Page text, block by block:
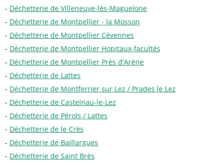
Déchetterie de Villeneuve-lès-Maguelone
Déchetterie de Montpellier - la Mosson
Déchetterie de Montpellier Cévennes
Déchetterie de Montpellier Hopitaux-facultés
Déchetterie de Montpellier Près d'Arène
Déchetterie de Lattes
Déchetterie de Montferrier sur Lez / Prades le Lez
Déchetterie de Castelnau-le-Lez
Déchetterie de Pérols / Lattes
Déchetterie de le Crès
Déchetterie de Baillargues
Déchetterie de Saint Brès